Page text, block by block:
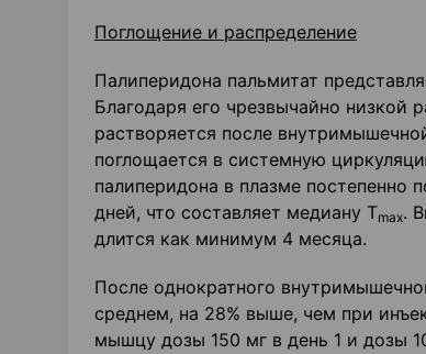
Поглощение и распределение
Палиперидона пальмитат
Благодаря его чрезвычайно низкой
растворяется после
поглощается в системную
палиперидона в плазме постепенно
дней, что составляет медиану Tmax.
длится как минимум 4 месяца.
После однократного
среднем, на 28% выше, чем при
мышцу дозы 150 мг в день 1 и дозы